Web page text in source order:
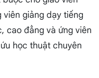
viên giảng dạy tiếng
cao đẳng và ứng viên
học thuật chuyên